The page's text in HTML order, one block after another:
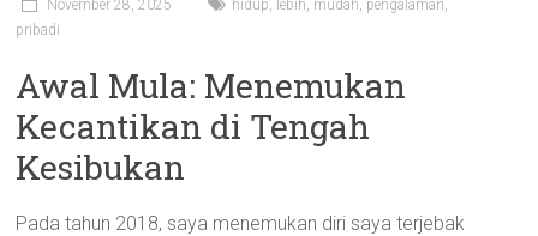
November 28, 2025 hidup, lebih, mudah, pengalaman,
pribadi
Awal Mula: Menemukan
Kecantikan di Tengah
Kesibukan
Pada tahun 2018, saya menemukan diri saya terjebak